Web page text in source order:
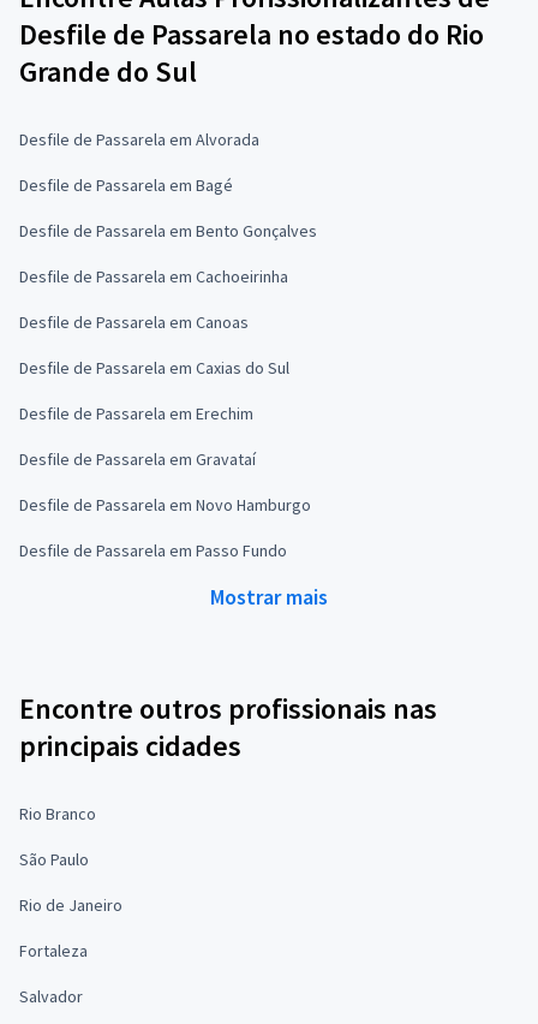
Desfile de Passarela no estado do Rio
Grande do Sul
Desfile de Passarela em Alvorada
Desfile de Passarela em Bagé
Desfile de Passarela em Bento Gonçalves
Desfile de Passarela em Cachoeirinha
Desfile de Passarela em Canoas
Desfile de Passarela em Caxias do Sul
Desfile de Passarela em Erechim
Desfile de Passarela em Gravataí
Desfile de Passarela em Novo Hamburgo
Desfile de Passarela em Passo Fundo
Mostrar mais
Encontre outros profissionais nas
principais cidades
Rio Branco
São Paulo
Rio de Janeiro
Fortaleza
Salvador